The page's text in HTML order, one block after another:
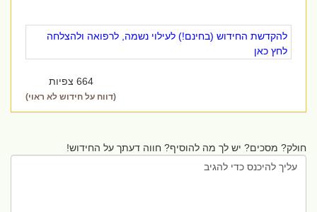
להקדשת החידוש (בחינם!) לעילוי נשמה, לרפואה ולהצלחה
לחץ כאן
664 צפיות
(דווח על חידוש לא ראוי)
חולק? מסכים? יש לך מה להוסיף? חווה דעתך על החידוש!